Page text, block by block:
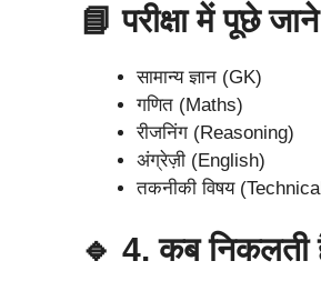
📘 परीक्षा में पूछे
सामान्य ज्ञान (GK)
गणित (Maths)
रीजनिंग (Reasoning)
अंग्रेज़ी (English)
तकनीकी विषय
🔹 4. कब निकलती